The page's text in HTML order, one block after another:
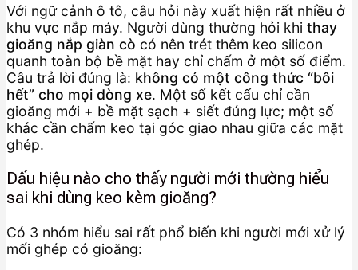
Với ngữ cảnh ô tô, câu hỏi này xuất hiện rất nhiều ở
khu vực nắp máy. Người dùng thường hỏi khi thay
gioăng nắp giàn cò có nên trét thêm keo silicon
quanh toàn bộ bề mặt hay chỉ chấm ở một số điểm.
Câu trả lời đúng là: không có một công thức “bôi
hết” cho mọi dòng xe. Một số kết cấu chỉ cần
gioăng mới + bề mặt sạch + siết đúng lực; một số
khác cần chấm keo tại góc giao nhau giữa các mặt
ghép.
Dấu hiệu nào cho thấy người mới thường hiểu
sai khi dùng keo kèm gioăng?
Có 3 nhóm hiểu sai rất phổ biến khi người mới xử lý
mối ghép có gioăng: